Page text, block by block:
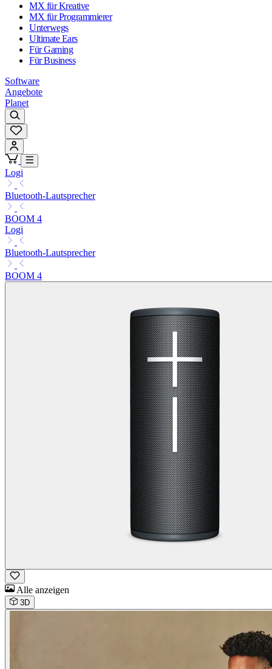
MX für Kreative
MX für Programmierer
Unterwegs
Ultimate Ears
Für Gaming
Für Business
Software
Angebote
Planet
Logi
Bluetooth-Lautsprecher
BOOM 4
Logi
Bluetooth-Lautsprecher
BOOM 4
Alle anzeigen
3D